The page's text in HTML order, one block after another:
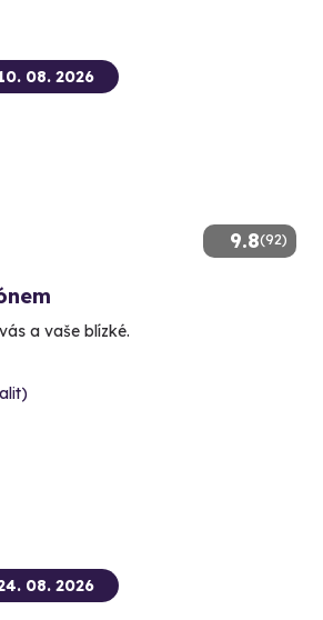
9.8(92)
08. 2026
a vaše blízké.
08. 2026